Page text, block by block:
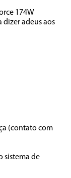
174W
dizer adeus aos
(contato com
sistema de